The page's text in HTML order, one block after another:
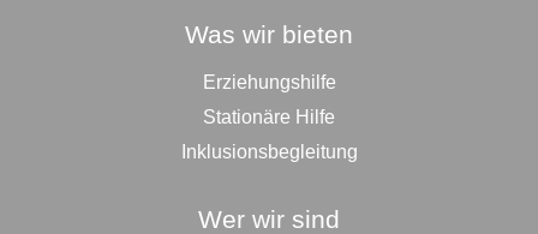
Was wir bieten
Erziehungshilfe
Stationäre Hilfe
Inklusionsbegleitung
Wer wir sind